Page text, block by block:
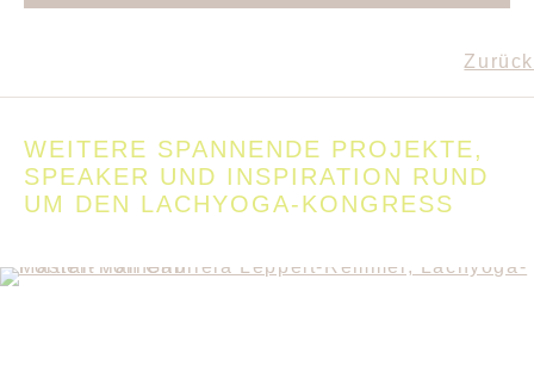
Zurück
WEITERE SPANNENDE PROJEKTE,
SPEAKER UND INSPIRATION RUND
UM DEN LACHYOGA-KONGRESS